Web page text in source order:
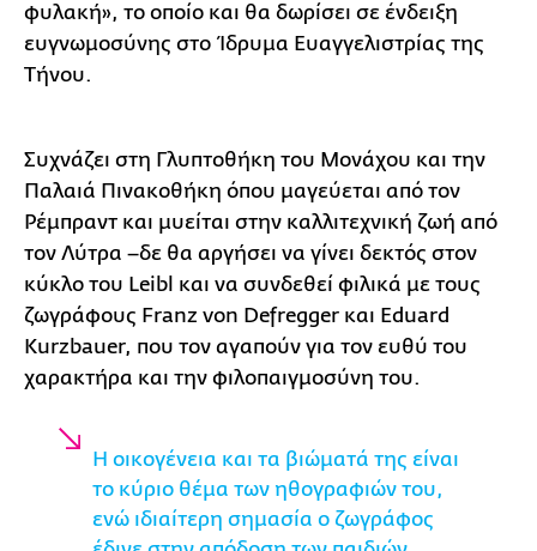
φυλακή», το οποίο και θα δωρίσει σε ένδειξη
ευγνωμοσύνης στο Ίδρυμα Ευαγγελιστρίας της
Τήνου.
Συχνάζει στη Γλυπτοθήκη του Μονάχου και την
Παλαιά Πινακοθήκη όπου μαγεύεται από τον
Ρέμπραντ και μυείται στην καλλιτεχνική ζωή από
τον Λύτρα –δε θα αργήσει να γίνει δεκτός στον
κύκλο του Leibl και να συνδεθεί φιλικά με τους
ζωγράφους Franz von Defregger και Eduard
Kurzbauer, που τον αγαπούν για τον ευθύ του
χαρακτήρα και την φιλοπαιγμοσύνη του.
Η οικογένεια και τα βιώματά της είναι
το κύριο θέμα των ηθογραφιών του,
ενώ ιδιαίτερη σημασία ο ζωγράφος